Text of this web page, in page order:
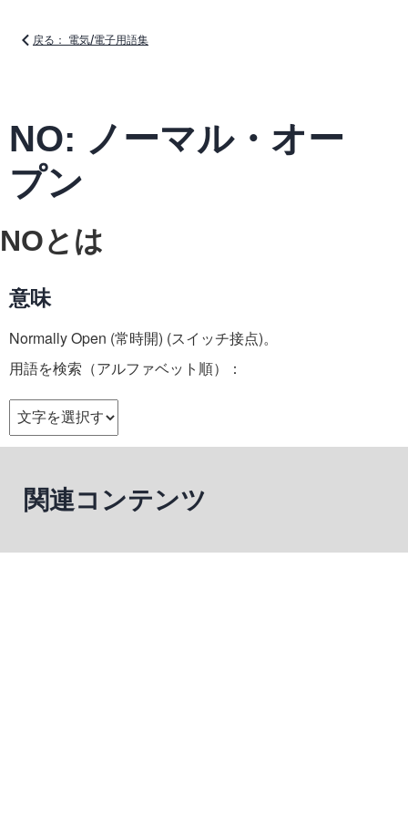
戻る： 電気/電子用語集
NO: ノーマル・オー
プン
NOとは
意味
Normally Open (常時開) (スイッチ接点)。
用語を検索（アルファベット順）：
関連コンテンツ